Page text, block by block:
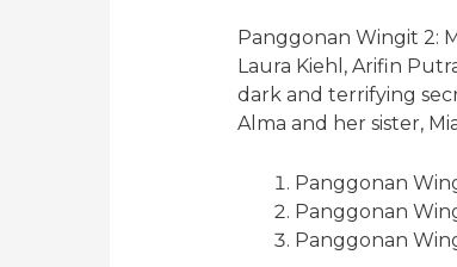
Panggonan Wingit 2:
Laura Kiehl, Arifin
dark and terrifying
Alma and her sister,
Panggonan
Panggonan
Panggonan